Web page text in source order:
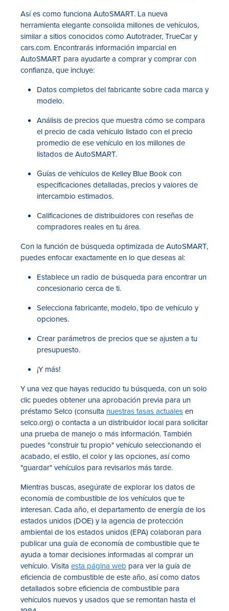
Así es como funciona AutoSMART. La nueva
herramienta elegante consolida millones de vehículos,
similar a sitios conocidos como Autotrader, TrueCar y
cars.com. Encontrarás información imparcial en
AutoSMART para ayudarte a comprar y comprar con
confianza, que incluye:
Datos completos del fabricante sobre cada marca y
modelo.
Análisis de precios que muestra cómo se compara
el precio de cada vehículo listado con el precio
promedio de ese vehículo en los millones de
listados de AutoSMART.
Guías de vehículos de Kelley Blue Book con
especificaciones detalladas, precios y valores de
intercambio estimados.
Calificaciones de distribuidores con reseñas de
compradores reales en tu área.
Con la función de búsqueda optimizada de AutoSMART,
puedes enfocar exactamente en lo que deseas al:
Establece un radio de búsqueda para encontrar un
concesionario cerca de ti.
Selecciona fabricante, modelo, tipo de vehículo y
opciones.
Crear parámetros de precios que se ajusten a tu
presupuesto.
¡Y más!
Y una vez que hayas reducido tu búsqueda, con un solo
clic puedes obtener una aprobación previa para un
préstamo Selco (consulta nuestras tasas actualesen
selco.org) o contacta a un distribuidor local para solicitar
una prueba de manejo o más información. También
puedes "construir tu propio" vehículo seleccionando el
acabado, el estilo, el color y las opciones, así como
"guardar" vehículos para revisarlos más tarde.
Mientras buscas, asegúrate de explorar los datos de
economía de combustible de los vehículos que te
interesan.Cada año, el departamento de energía de los
estados unidos (DOE) y la agencia de protección
ambiental de los estados unidos (EPA) colaboran para
publicar una guía de economía de combustible que te
ayuda a tomar decisiones informadas al comprar un
vehículo. Visita esta página web para ver la guía de
eficiencia de combustible de este año, así como datos
detallados sobre eficiencia de combustible para
vehículos nuevos y usados que se remontan hasta el